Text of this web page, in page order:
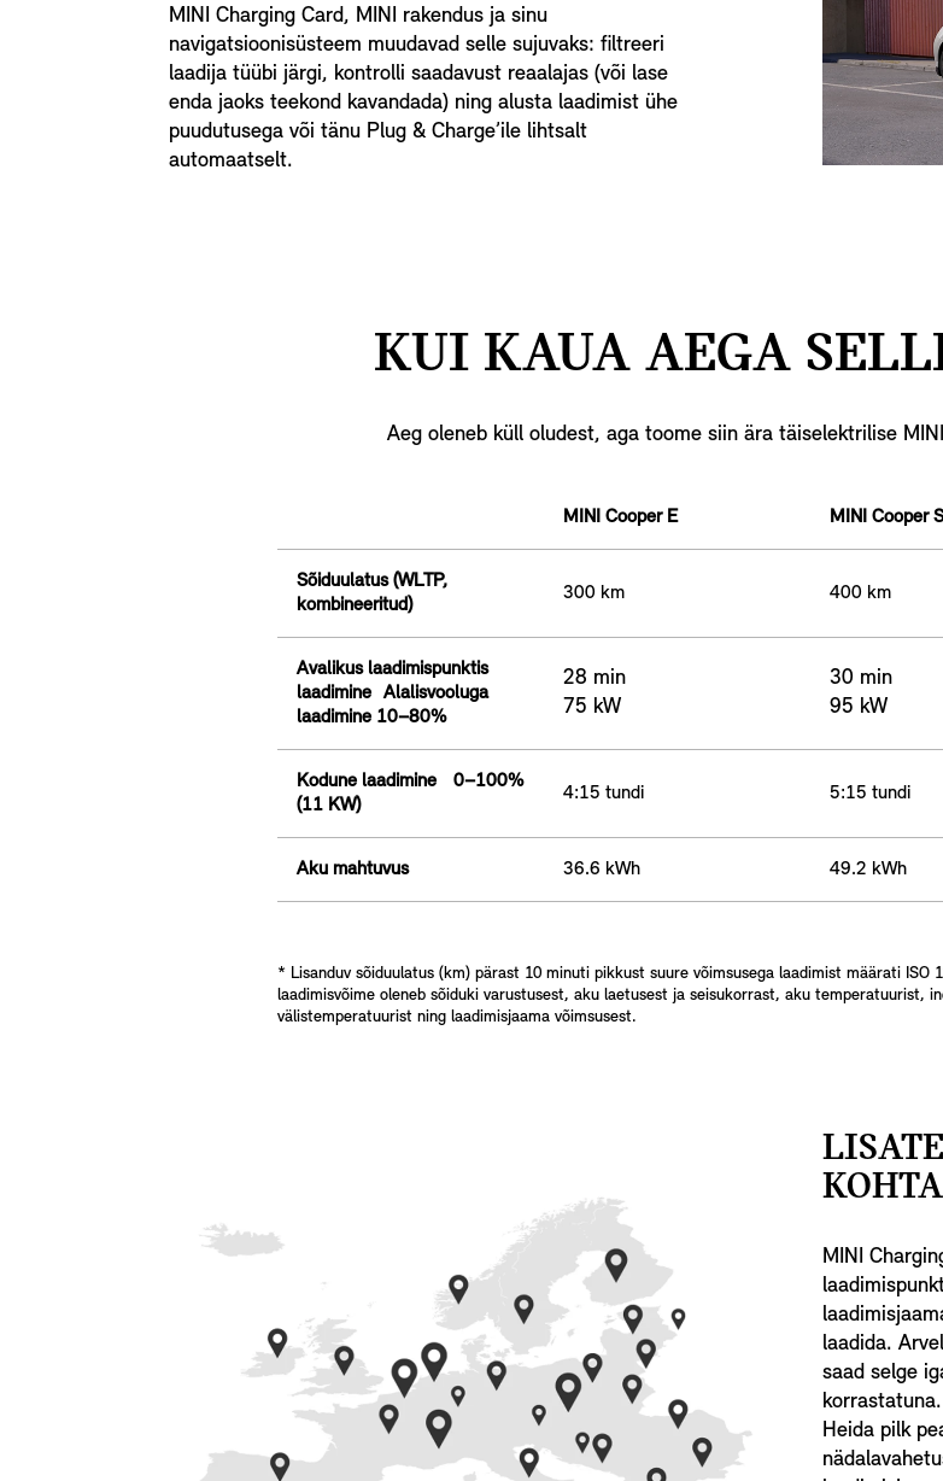
MINI Charging Card, MINI rakendus ja sinu
navigatsioonisüsteem muudavad selle sujuvaks: filtreeri
laadija tüübi järgi, kontrolli saadavust reaalajas (või lase
enda jaoks teekond kavandada) ning alusta laadimist ühe
puudutusega või tänu Plug & Charge’ile lihtsalt
automaatselt.
KUI KAUA AEGA
Aeg oleneb küll oludest, aga toome siin ära täiselektrilise
MINI Cooper E MINI Cooper
Sõiduulatus (WLTP,
kombineeritud)
300 km 400 km
Avalikus laadimispunktis
laadimine Alalisvooluga
laadimine 10–80%
28 min
75 kW
30 min
95 kW
Kodune laadimine 0–100%
(11 KW)
4:15 tundi 5:15 tundi
Aku mahtuvus 36.6 kWh 49.2 kWh
* Lisanduv sõiduulatus (km) pärast 10 minuti pikkust suure võimsusega laadimist määrati ISO
laadimisvõime oleneb sõiduki varustusest, aku laetusest ja seisukorrast, aku temperatuurist,
välistemperatuurist ning laadimisjaama võimsusest.
MINI
laadida.
saad selge
Heida pilk